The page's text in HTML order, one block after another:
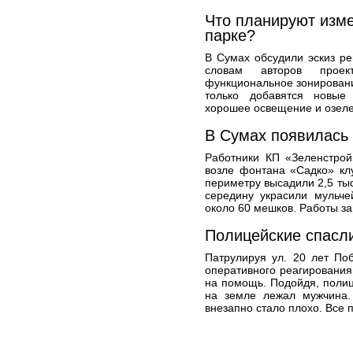
Что планируют
парке?
В Сумах обсудили эскиз
словам авторов
функциональное
только добавятся новые
хорошее освещение и
В Сумах появилась
Работники КП
возле фонтана «Садко»
периметру высадили 2,5
середину украсили
около 60 мешков. Работы
Полицейские
Патрулируя ул. 20 лет
оперативного
на помощь. Подойдя,
на земле лежал
внезапно стало плохо. Все